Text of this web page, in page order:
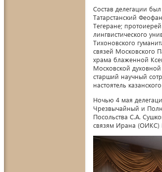
Состав делегации
Татарстанский
Тегеране;
лингвистического
Тихоновского
связей Московского
храма блаженной
Московской
старший научный
настоятель
Ночью 4 мая
Чрезвычайный и
Посольства С.А.
связям Ирана (ОИКС)